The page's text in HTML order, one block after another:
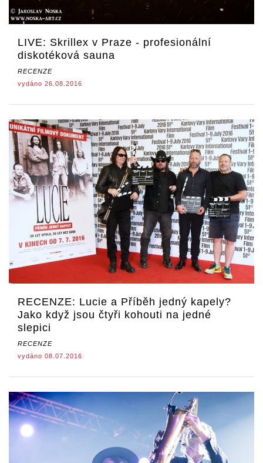
LIVE: Skrillex v Praze - profesionální
diskotéková sauna
RECENZE
vydáno 26.08.2016
RECENZE: Lucie a Příběh jedný kapely?
Jako když jsou čtyři kohouti na jedné
slepici
RECENZE
vydáno 08.07.2016